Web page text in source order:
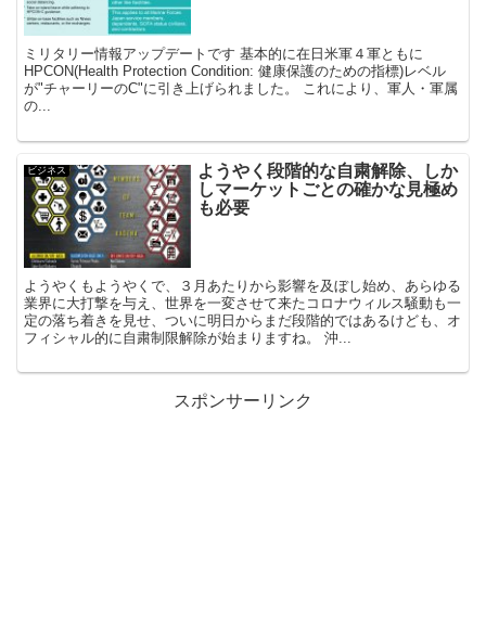
ミリタリー情報アップデートです 基本的に在日米軍４軍ともに
HPCON(Health Protection Condition: 健康保護のための指標)レベル
が"チャーリーのC"に引き上げられました。 これにより、軍人・軍属
の...
ビジネス
ようやく段階的な自粛解除、しか
しマーケットごとの確かな見極め
も必要
ようやくもようやくで、３月あたりから影響を及ぼし始め、あらゆる
業界に大打撃を与え、世界を一変させて来たコロナウィルス騒動も一
定の落ち着きを見せ、ついに明日からまだ段階的ではあるけども、オ
フィシャル的に自粛制限解除が始まりますね。 沖...
スポンサーリンク